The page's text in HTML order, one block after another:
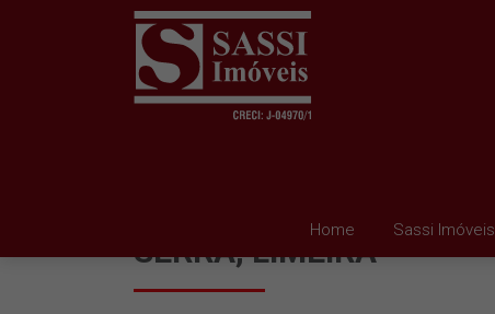
Home Sassi Imóveis
SERRA, LIMEIRA